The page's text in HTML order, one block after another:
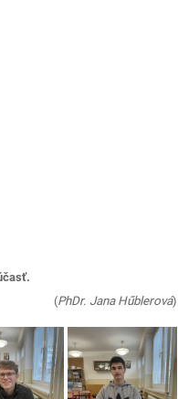
(PhDr. Jana Hűblerová)